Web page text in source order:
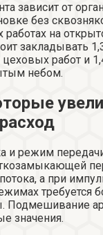
зависит от
без
на
закладывать
работ и
небом.
и режим
а при
требуется
Подмешивание
значения.